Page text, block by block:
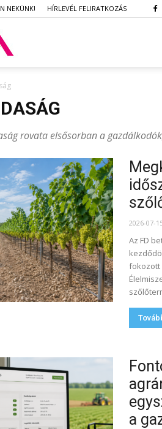
NEKÜNK! HÍRLEVÉL FELIRATKOZÁS
rovata elsősorban a
2026-07-
Az FD
fokozott
a